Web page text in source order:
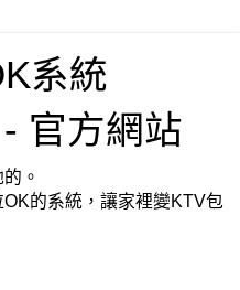
系統
官方網站
。
的系統，讓家裡變KTV包